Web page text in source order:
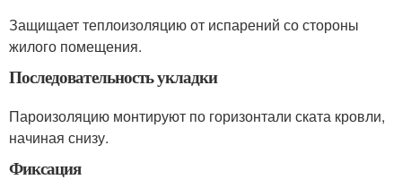
Защищает теплоизоляцию от испарений со стороны
жилого помещения.
Последовательность укладки
Пароизоляцию монтируют по горизонтали ската кровли,
начиная снизу.
Фиксация